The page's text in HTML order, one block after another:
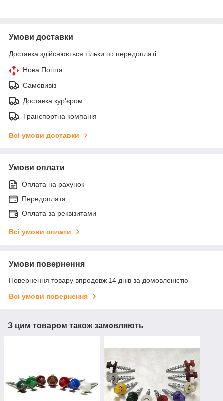
Умови доставки
Доставка здійснюється тільки по передоплаті.
Нова Пошта
Самовивіз
Доставка кур'єром
Транспортна компанія
Всі умови доставки
Умови оплати
Оплата на рахунок
Передоплата
Оплата за реквізитами
Всі умови оплати
Умови повернення
Повернення товару впродовж 14 днів за домовленістю
Всі умови повернення
З цим товаром також замовляють